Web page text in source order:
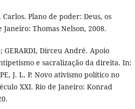
Carlos. Plano de poder: Deus, os
Thomas Nelson, 2008.
GERARDI, Dirceu André. Apoio
e sacralização da direita. In:
J. L. P. Novo ativismo político no
XXI. Rio de Janeiro: Konrad